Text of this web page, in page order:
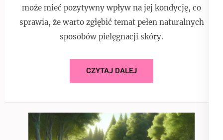
może mieć pozytywny wpływ na jej kondycję, co
sprawia, że warto zgłębić temat pełen naturalnych
sposobów pielęgnacji skóry.
CZYTAJ DALEJ